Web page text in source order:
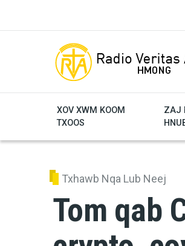
XOV XWM KOOM
TXOOS
ZAJ
Txhawb Nqa Lub Neej
Tom qab